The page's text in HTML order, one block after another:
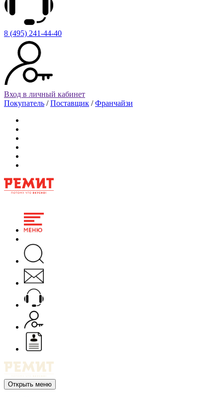
8 (495) 241-44-40
Вход в личный кабинет
Покупатель /Поставщик /Франчайзи
Открыть меню